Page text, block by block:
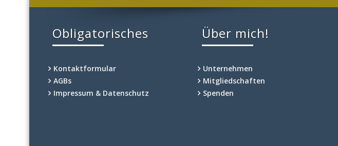
Obligatorisches
Kontaktformular
AGBs
Impressum & Datenschutz
Über mich!
Unternehmen
Mitgliedschaften
Spenden